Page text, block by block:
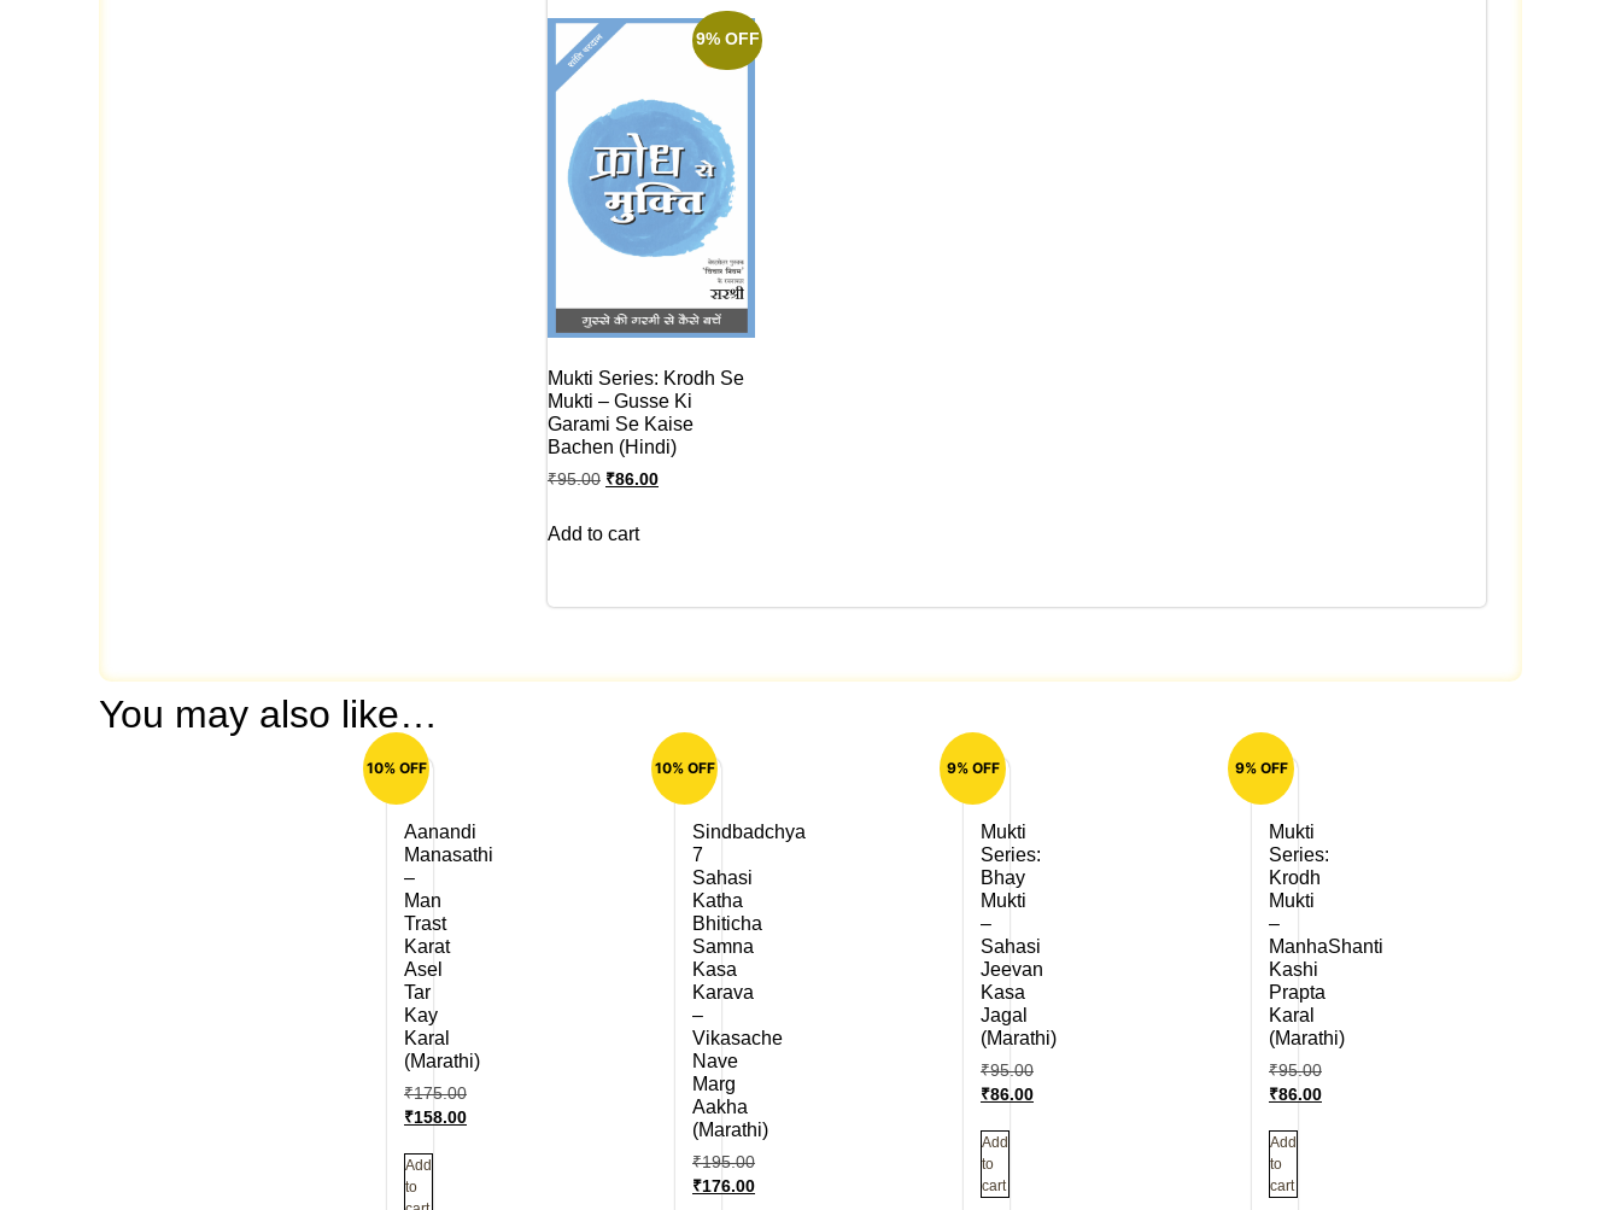
9% OFF
Mukti Series: Krodh Se
Mukti – Gusse Ki
Garami Se Kaise
Bachen (Hindi)
₹95.00 ₹86.00
Add to cart
You may also like…
10% OFF
Aanandi
Manasathi
–
Man
Trast
Karat
Asel
Tar
Kay
Karal
(Marathi)
₹175.00
₹158.00
Add
to
10% OFF
Sindbadchya
7
Sahasi
Katha
Bhiticha
Samna
Kasa
Karava
–
Vikasache
Nave
Marg
Aakha
(Marathi)
₹195.00
₹176.00
9% OFF
Mukti
Series:
Bhay
Mukti
–
Sahasi
Jeevan
Kasa
Jagal
(Marathi)
₹95.00
₹86.00
Add
to
cart
9% OFF
Mukti
Series:
Krodh
Mukti
–
ManhaShanti
Kashi
Prapta
Karal
(Marathi)
₹95.00
₹86.00
Add
to
cart